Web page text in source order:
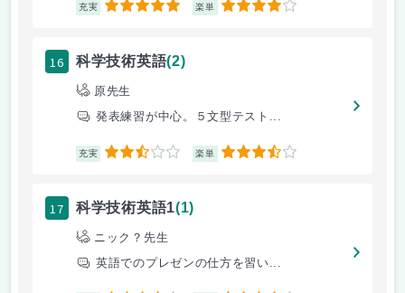
充実 5 楽単 4
16 科学技術英語(2)
原先生
発表練習が中心。５文型テスト...
充実 2.5 楽単 3.5
17 科学技術英語1(1)
ニック？先生
英語でのプレゼンの仕方を習い...